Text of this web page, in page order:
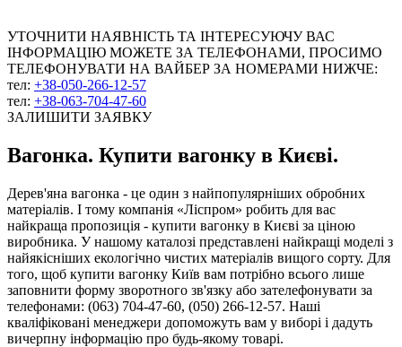
УТОЧНИТИ НАЯВНІСТЬ ТА ІНТЕРЕСУЮЧУ ВАС
ІНФОРМАЦІЮ МОЖЕТЕ ЗА ТЕЛЕФОНАМИ, ПРОСИМО
ТЕЛЕФОНУВАТИ НА ВАЙБЕР ЗА НОМЕРАМИ НИЖЧЕ:
тел: +38-050-266-12-57
тел: +38-063-704-47-60
ЗАЛИШИТИ ЗАЯВКУ
Вагонка. Купити вагонку в Києві.
Дерев'яна вагонка - це один з найпопулярніших обробних
матеріалів. І тому компанія «Ліспром» робить для вас
найкраща пропозиція - купити вагонку в Києві за ціною
виробника. У нашому каталозі представлені найкращі моделі з
найякісніших екологічно чистих матеріалів вищого сорту. Для
того, щоб купити вагонку Київ вам потрібно всього лише
заповнити форму зворотного зв'язку або зателефонувати за
телефонами: (063) 704-47-60, (050) 266-12-57. Наші
кваліфіковані менеджери допоможуть вам у виборі і дадуть
вичерпну інформацію про будь-якому товарі.